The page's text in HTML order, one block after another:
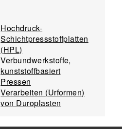
Hochdruck-
Schichtpressstoffplatten
(HPL)
Verbundwerkstoffe,
kunststoffbasiert
Pressen
Verarbeiten (Urformen)
von Duroplasten